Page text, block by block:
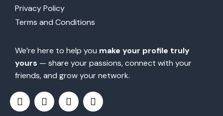
Privacy Policy
Terms and Conditions
We’re here to help you make your profile truly
yours — share your passions, connect with your
friends, and grow your network.